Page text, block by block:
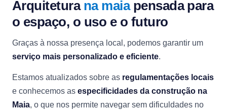
Arquitetura na maiapensada para
o espaço, o uso e o futuro
Graças à nossa presença local, podemos garantir um
serviço mais personalizado e eficiente.
Estamos atualizados sobre as regulamentações locais
e conhecemos as especificidades da construção na
Maia, o que nos permite navegar sem dificuldades no